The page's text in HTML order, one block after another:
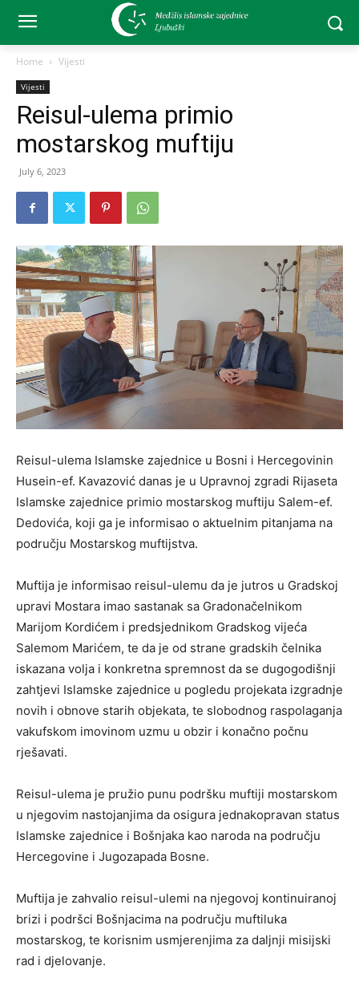
Home Vijesti
Vijesti
Reisul-ulema primio
mostarskog muftiju
July 6, 2023
Reisul-ulema Islamske zajednice u Bosni i Hercegovinin
Husein-ef. Kavazović danas je u Upravnoj zgradi Rijaseta
Islamske zajednice primio mostarskog muftiju Salem-ef.
Dedovića, koji ga je informisao o aktuelnim pitanjama na
području Mostarskog muftijstva.
Muftija je informisao reisul-ulemu da je jutros u Gradskoj
upravi Mostara imao sastanak sa Gradonačelnikom
Marijom Kordićem i predsjednikom Gradskog vijeća
Salemom Marićem, te da je od strane gradskih čelnika
iskazana volja i konkretna spremnost da se dugogodišnji
zahtjevi Islamske zajednice u pogledu projekata izgradnje
novih i obnove starih objekata, te slobodnog raspolaganja
vakufskom imovinom uzmu u obzir i konačno počnu
rješavati.
Reisul-ulema je pružio punu podršku muftiji mostarskom
u njegovim nastojanjima da osigura jednakopravan status
Islamske zajednice i Bošnjaka kao naroda na području
Hercegovine i Jugozapada Bosne.
Muftija je zahvalio reisul-ulemi na njegovoj kontinuiranoj
brizi i podršci Bošnjacima na području muftiluka
mostarskog, te korisnim usmjerenjima za daljnji misijski
rad i djelovanje.